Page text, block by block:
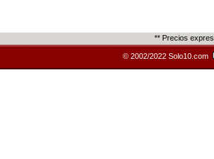
** Precios
© 2002/2022 Solo10.com